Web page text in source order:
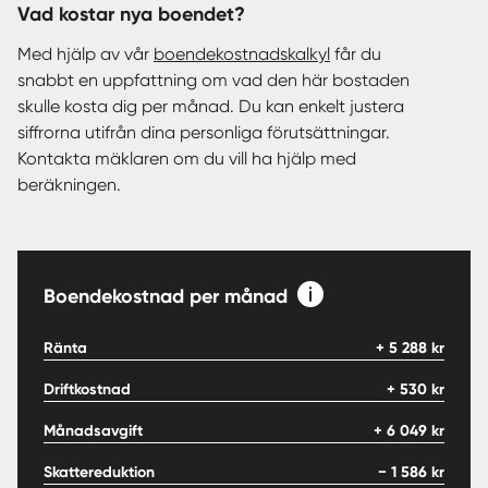
Vad kostar nya boendet?
Med hjälp av vår boendekostnadskalkyl får du
snabbt en uppfattning om vad den här bostaden
skulle kosta dig per månad. Du kan enkelt justera
siffrorna utifrån dina personliga förutsättningar.
Kontakta mäklaren om du vill ha hjälp med
beräkningen.
Boendekostnad per månad
Ränta + 5 288 kr
Driftkostnad + 530 kr
Månadsavgift + 6 049 kr
Skattereduktion − 1 586 kr